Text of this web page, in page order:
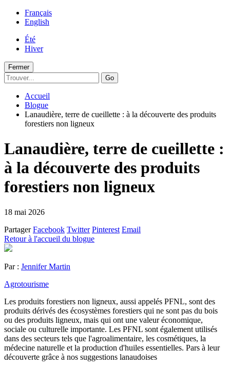
Français
English
Été
Hiver
Fermer
Go
Accueil
Blogue
Lanaudière, terre de cueillette : à la découverte des produits
forestiers non ligneux
Lanaudière, terre de cueillette :
à la découverte des produits
forestiers non ligneux
18 mai 2026
Partager Facebook Twitter Pinterest Email
Retour à l'accueil du blogue
Par : Jennifer Martin
Agrotourisme
Les produits forestiers non ligneux, aussi appelés PFNL, sont des
produits dérivés des écosystèmes forestiers qui ne sont pas du bois
ou des produits ligneux, mais qui ont une valeur économique,
sociale ou culturelle importante. Les PFNL sont également utilisés
dans des secteurs tels que l'agroalimentaire, les cosmétiques, la
médecine naturelle et la production d'huiles essentielles. Pars à leur
découverte grâce à nos suggestions lanaudoises